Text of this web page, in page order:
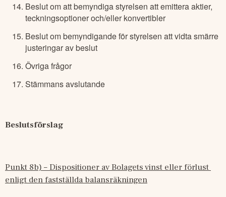
Beslut om att bemyndiga styrelsen att emittera aktier,
teckningsoptioner och/eller konvertibler
Beslut om bemyndigande för styrelsen att vidta smärre
justeringar av beslut
Övriga frågor
Stämmans avslutande
Beslutsförslag
Punkt 8b) – Dispositioner av Bolagets vinst eller förlust
enligt den fastställda balansräkningen